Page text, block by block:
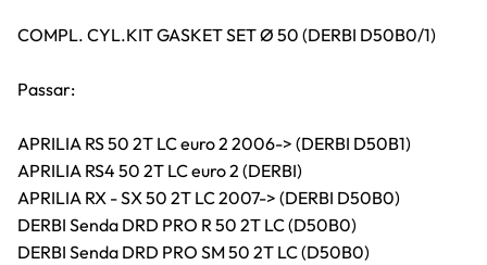
COMPL. CYL.KIT GASKET SET Ø 50 (DERBI D50B0/1)
Passar:
APRILIA RS 50 2T LC euro 2 2006-> (DERBI D50B1)
APRILIA RS4 50 2T LC euro 2 (DERBI)
APRILIA RX - SX 50 2T LC 2007-> (DERBI D50B0)
DERBI Senda DRD PRO R 50 2T LC (D50B0)
DERBI Senda DRD PRO SM 50 2T LC (D50B0)